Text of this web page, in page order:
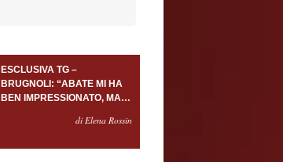
ESCLUSIVA TG –
BRUGNOLI: “ABATE MI HA
BEN IMPRESSIONATO, MA
PORTIERE SERVONOdi Elena Rossin